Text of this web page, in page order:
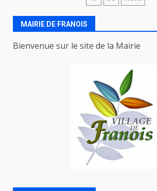
articles
MAIRIE DE FRANOIS
Bienvenue sur le site de la Mairie